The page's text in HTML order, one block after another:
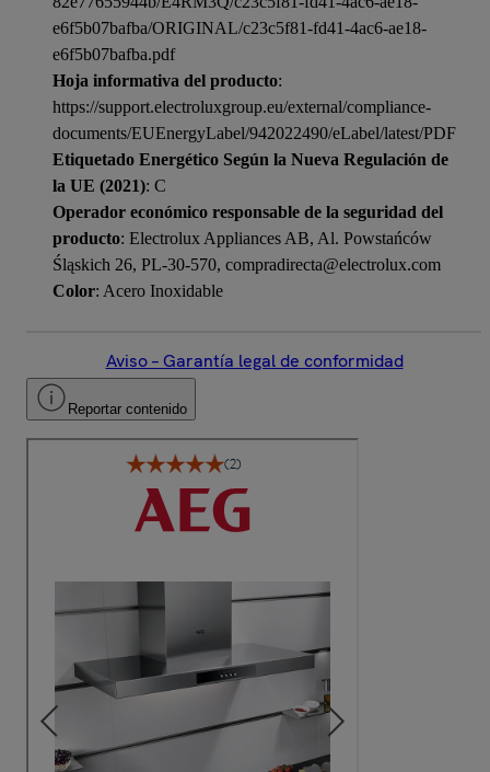
e6f5b07bafba/ORIGINAL/c23c5f81-fd41-4ac6-ae18-
e6f5b07bafba.pdf
Hoja informativa del producto:
https://support.electroluxgroup.eu/external/compliance-
documents/EUEnergyLabel/942022490/eLabel/latest/PDF
Etiquetado Energético Según la Nueva Regulación de
la UE (2021): C
Operador económico responsable de la seguridad del
producto: Electrolux Appliances AB, Al. Powstańców
Śląskich 26, PL-30-570, compradirecta@electrolux.com
Color: Acero Inoxidable
Aviso – Garantía legal de conformidad
Reportar contenido